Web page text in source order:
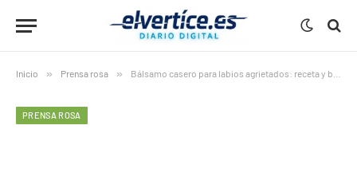
Inicio » Prensa rosa » Bálsamo casero para labios agrietados: receta y beneficios
PRENSA ROSA